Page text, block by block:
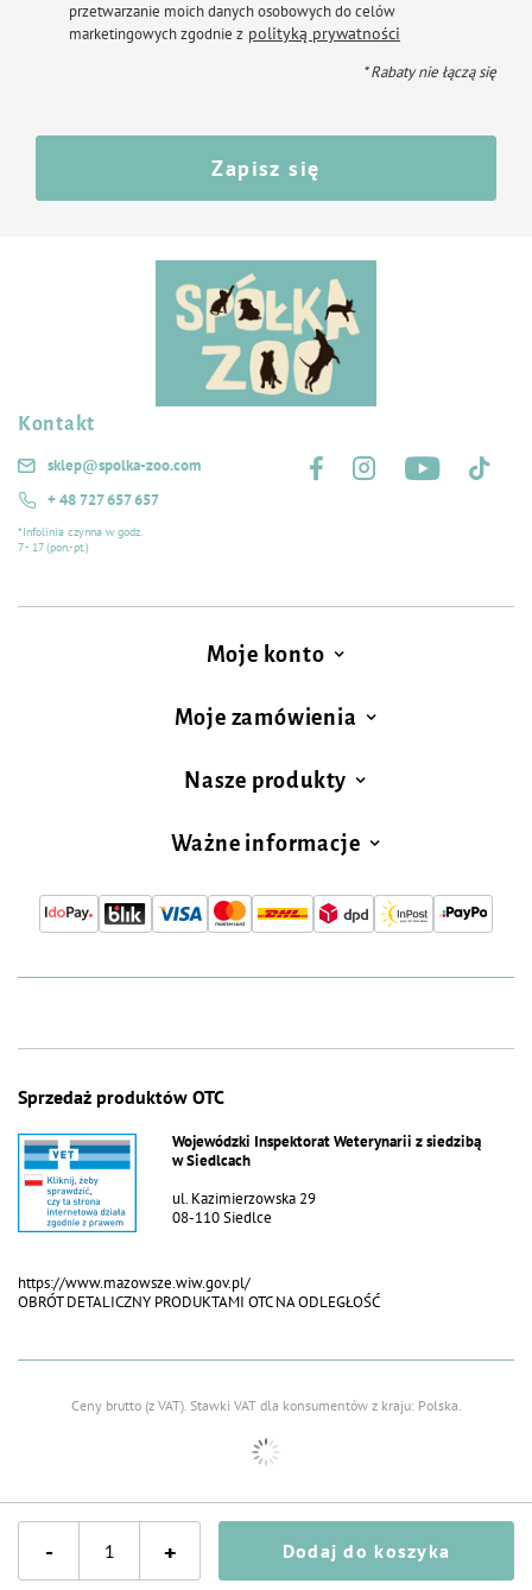
- + Dodaj do koszyka
przetwarzanie moich danych osobowych do celów
marketingowych zgodnie z polityką prywatności
* Rabaty nie łączą się
Zapisz się
Kontakt
sklep@spolka-zoo.com
+ 48 727 657 657
*Infolinia czynna w godz.
7 - 17 (pon.-pt.)
Moje konto
Moje zamówienia
Nasze produkty
Ważne informacje
Sprzedaż produktów OTC
Wojewódzki Inspektorat Weterynarii z siedzibą
w Siedlcach
ul. Kazimierzowska 29
08-110 Siedlce
https://www.mazowsze.wiw.gov.pl/
OBRÓT DETALICZNY PRODUKTAMI OTC NA ODLEGŁOŚĆ
Ceny brutto (z VAT). Stawki VAT dla konsumentów z kraju: Polska